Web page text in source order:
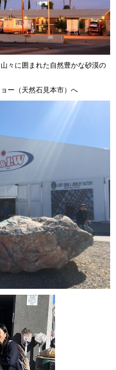
々に囲まれた自然豊かな砂漠の
ー（天然石見本市）へ